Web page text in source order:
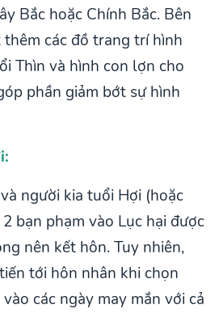
Bắc hoặc Chính Bắc. Bên
các đồ trang trí hình
Thìn và hình con lợn cho
phần giảm bớt sự hình
người kia tuổi Hợi (hoặc
bạn phạm vào Lục hại được
nên kết hôn. Tuy nhiên,
tới hôn nhân khi chọn
các ngày may mắn với cả